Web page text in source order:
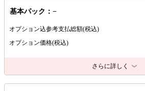
基本パック：−
オプション込参考支払総額(税込)
オプション価格(税込)
さらに詳しく